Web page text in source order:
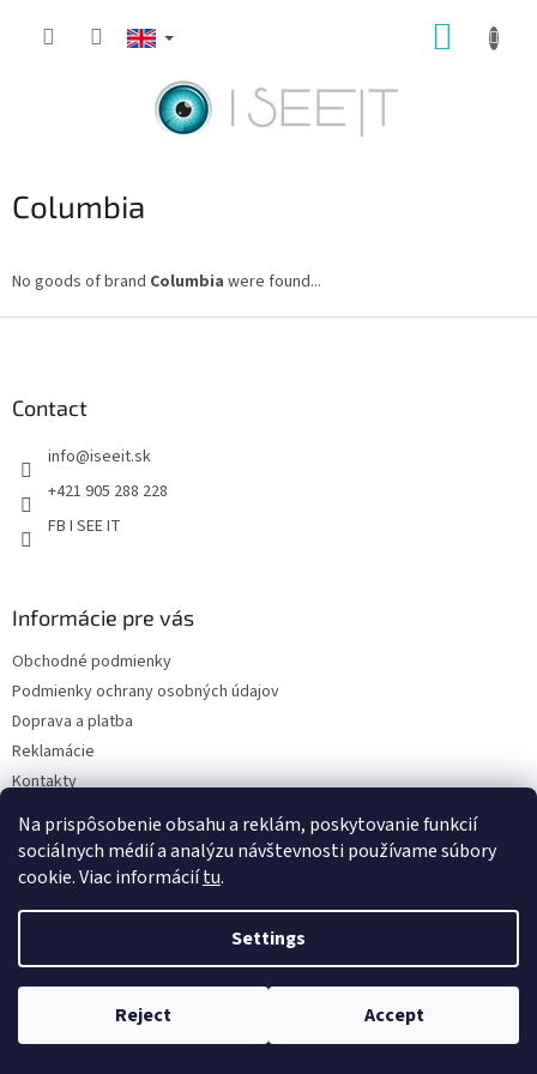
Na prispôsobenie obsahu a reklám, poskytovanie funkcií
sociálnych médií a analýzu návštevnosti používame súbory
cookie. Viac informáciítu.
Settings
Reject Accept
Columbia
No goods of brand Columbia were found...
Contact
info@iseeit.sk
+421 905 288 228
FB I SEE IT
Informácie pre vás
Obchodné podmienky
Podmienky ochrany osobných údajov
Doprava a platba
Reklamácie
Kontakty
Eshop ISEEIT. All rights reserved.
settings